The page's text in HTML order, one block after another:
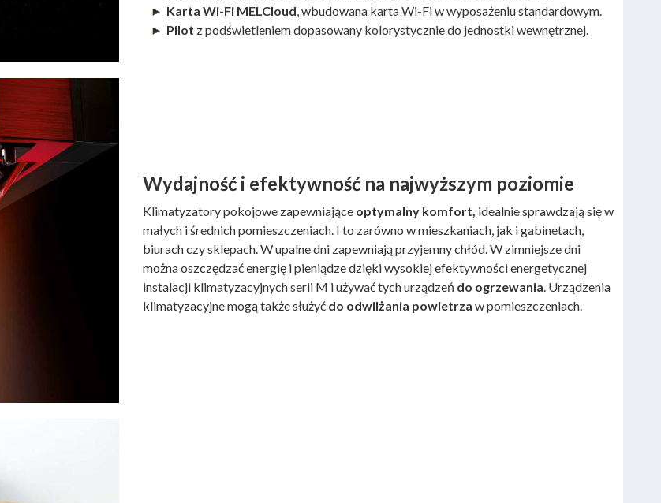
Karta Wi-Fi MELCloud, wbudowana karta Wi-Fi w wyposażeniu standardowym.
Pilot z podświetleniem dopasowany kolorystycznie do jednostki wewnętrznej.
Wydajność i efektywność na najwyższym poziomie
Klimatyzatory pokojowe zapewniające optymalny komfort, idealnie sprawdzają się w
małych i średnich pomieszczeniach. I to zarówno w mieszkaniach, jak i gabinetach,
biurach czy sklepach. W upalne dni zapewniają przyjemny chłód. W zimniejsze dni
można oszczędzać energię i pieniądze dzięki wysokiej efektywności energetycznej
instalacji klimatyzacyjnych serii M i używać tych urządzeń do ogrzewania. Urządzenia
klimatyzacyjne mogą także służyć do odwilżania powietrza w pomieszczeniach.